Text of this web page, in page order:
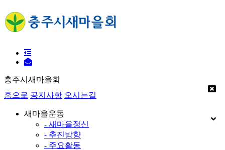
충주시새마을회
홈으로 공지사항 오시는길
새마을운동
- 새마을정신
- 추진방향
- 주요활동